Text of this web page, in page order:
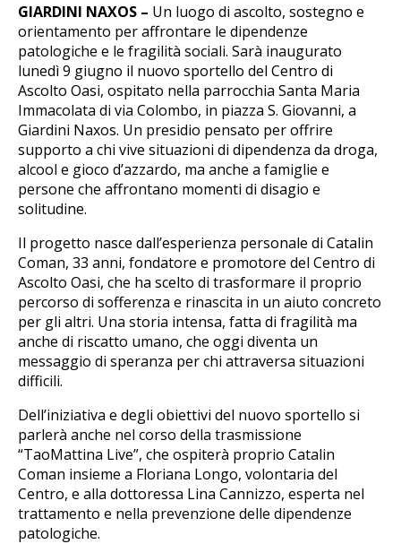
GIARDINI NAXOS – Un luogo di ascolto, sostegno e
orientamento per affrontare le dipendenze
patologiche e le fragilità sociali. Sarà inaugurato
lunedì 9 giugno il nuovo sportello del Centro di
Ascolto Oasi, ospitato nella parrocchia Santa Maria
Immacolata di via Colombo, in piazza S. Giovanni, a
Giardini Naxos. Un presidio pensato per offrire
supporto a chi vive situazioni di dipendenza da droga,
alcool e gioco d’azzardo, ma anche a famiglie e
persone che affrontano momenti di disagio e
solitudine.
Il progetto nasce dall’esperienza personale di Catalin
Coman, 33 anni, fondatore e promotore del Centro di
Ascolto Oasi, che ha scelto di trasformare il proprio
percorso di sofferenza e rinascita in un aiuto concreto
per gli altri. Una storia intensa, fatta di fragilità ma
anche di riscatto umano, che oggi diventa un
messaggio di speranza per chi attraversa situazioni
difficili.
Dell’iniziativa e degli obiettivi del nuovo sportello si
parlerà anche nel corso della trasmissione
“TaoMattina Live”, che ospiterà proprio Catalin
Coman insieme a Floriana Longo, volontaria del
Centro, e alla dottoressa Lina Cannizzo, esperta nel
trattamento e nella prevenzione delle dipendenze
patologiche.